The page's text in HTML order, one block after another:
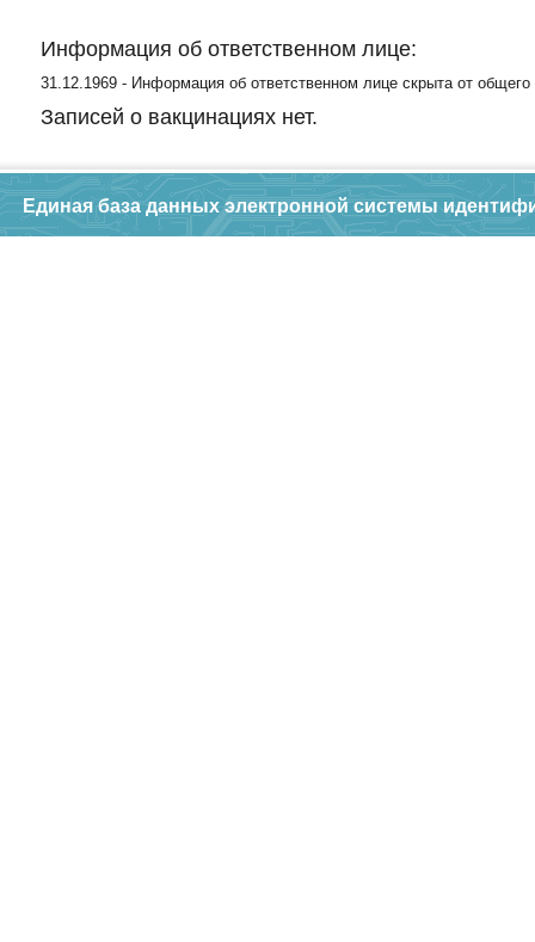
Информация об ответственном лице:
31.12.1969 - Информация об ответственном лице скрыта от общего
Записей о вакцинациях нет.
Единая база данных электронной системы